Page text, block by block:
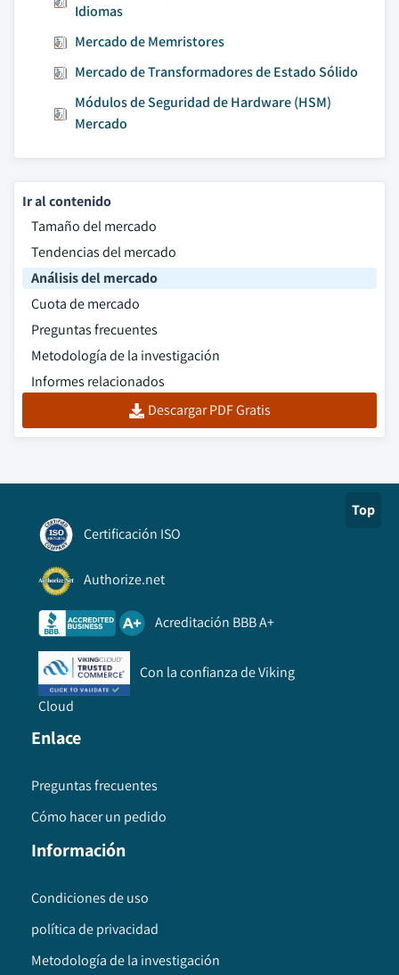
Idiomas
Mercado de Memristores
Mercado de Transformadores de Estado Sólido
Módulos de Seguridad de Hardware (HSM)
Mercado
Ir al contenido
Tamaño del mercado
Tendencias del mercado
Análisis del mercado
Cuota de mercado
Preguntas frecuentes
Metodología de la investigación
Informes relacionados
Descargar PDF Gratis
Top
Certificación ISO
Authorize.net
Acreditación BBB A+
Con la confianza de Viking
Cloud
Enlace
Preguntas frecuentes
Cómo hacer un pedido
Información
Condiciones de uso
política de privacidad
Metodología de la investigación